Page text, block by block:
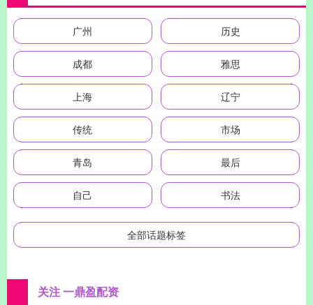
广州 历史
成都 雅思
上海 辽宁
传统 市场
青岛 最后
自己 书法
全部话题标签
关注 一鼎盈配资